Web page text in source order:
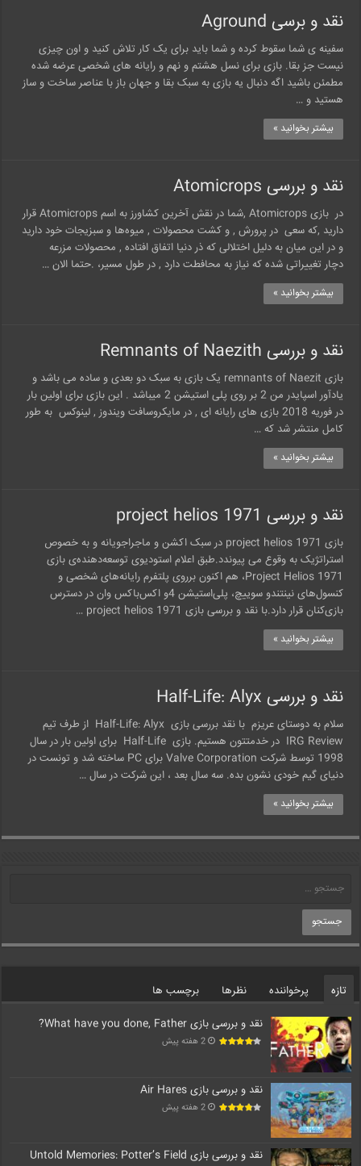
نقد و برسی Aground
سفینه ی شما سقوط کرده و شما باید برای یک کار تلاش کنید و اون چیزی
نیست جز بقا. بازی برای نسل هشتم و نهم و رایانه های شخصی عرضه شده
مطمئن باشید اگه دنبال یه بازی به سبک بقا و جهان باز با عناصر ساخت و ساز
هستید و …
بیشتر بخوانید »
نقد و بررسی Atomicrops
در بازی Atomicrops ,شما در نقش آخرین کشاورز به اسم Atomicrops قرار
دارید ,که سعی در پرورش , و کشت محصولات , میوه‌ها و سبزیجات خود دارید
و در این میان به دلیل اختلالی که ذر دنیا اتفاق افتاده , محصولات مزرعه
دچار تغییراتی شده که نیاز به محافطت دارد , در طول مسیر، .حتما الان …
بیشتر بخوانید »
نقد و بررسی Remnants of Naezith
بازی remnants of Naezit یک بازی به سبک دو بعدی و ساده می باشد و
یادآور اسپایدر من 2 بر روی پلی استیشن 2 میباشد . این بازی برای اولین بار
در فوریه 2018 بازی های رایانه ای , در مایکروسافت ویندوز , لینوکس به طور
کامل منتشر شد که …
بیشتر بخوانید »
نقد و بررسی 1971 project helios
بازی 1971 project helios در سبک اکشن و ماجراجویانه و به خصوص
استراتژیک به وقوع می پیوندد.طبق اعلام استودیوی توسعه‌دهنده‌ی بازی
1971 Project Helios، هم اکنون برروی پلتفرم رایانه‌های شخصی و
کنسول‌های نینتندو سوییچ، پلی‌استیشن 4و اکس‌باکس وان در دسترس
بازی‌کنان قرار دارد.با نقد و بررسی بازی 1971 project helios …
بیشتر بخوانید »
نقد و بررسی Half-Life: Alyx
سلام به دوستای عریزم با نقد بررسی بازی Half-Life: Alyx از طرف تیم
IRG Review در خدمتتون هستیم. بازی Half-Life برای اولین بار در سال
1998 توسط شرکت Valve Corporation برای PC ساخته شد و تونست در
دنیای گیم خودی نشون بده. سه سال بعد ، این شرکت در سال …
بیشتر بخوانید »
تازه پرخواننده نظرها برچسب ها
نقد و بررسی بازی What have you done, Father?
2 هفته پیش
نقد و بررسی بازی Air Hares
2 هفته پیش
نقد و بررسی بازی Untold Memories: Potter’s Field